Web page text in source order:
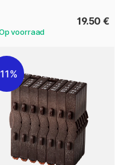
19.50 €
11%